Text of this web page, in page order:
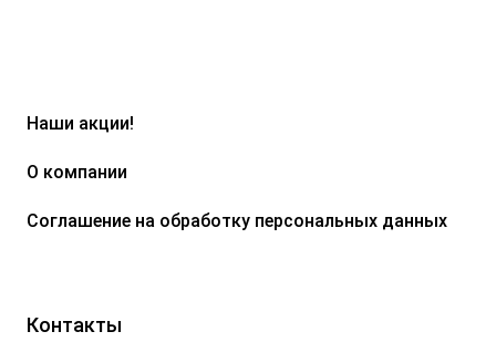
Наши акции!
О компании
Соглашение на обработку персональных данных
Контакты